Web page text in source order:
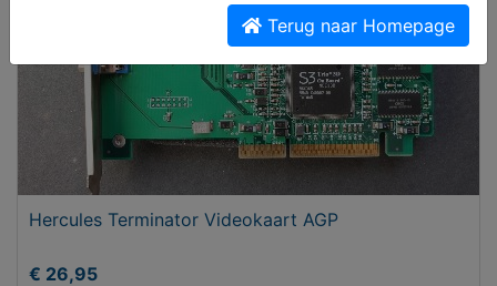
Hercules Terminator Videokaart AGP
€ 26,95
Terug naar Homepage